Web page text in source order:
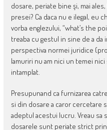
dosare, periate bine şi, mai ales,
presei? Ca daca nu e ilegal, eu
vorba englezului, “what’s the
treaba cu gestul in sine de a
perspectiva normei juridice
lamuriri nu am nici un temei
intamplat.
Presupunand ca furnizarea
si din dosare a caror cercetare
adeptul acestui lucru. Vreau sa
dosarele sunt periate strict